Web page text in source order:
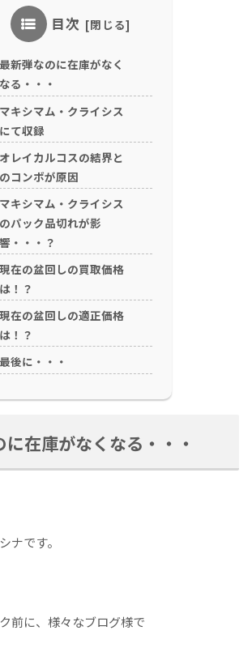
目次
最新弾なのに在庫がなく
なる・・・
マキシマム・クライシス
にて収録
オレイカルコスの結界と
のコンボが原因
マキシマム・クライシス
のパック品切れが影
響・・・？
現在の盆回しの買取価格
は！？
現在の盆回しの適正価格
は！？
最後に・・・
在庫がなくなる・・・
ナです。
前に、様々なブログ様で